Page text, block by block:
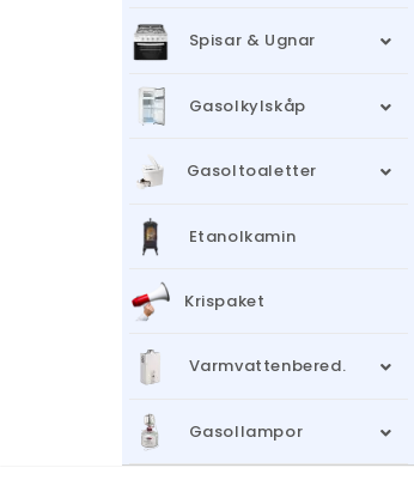
Spisar & Ugnar
Gasolkylskåp
Gasoltoaletter
Etanolkamin
Krispaket
Varmvattenbered.
Gasollampor